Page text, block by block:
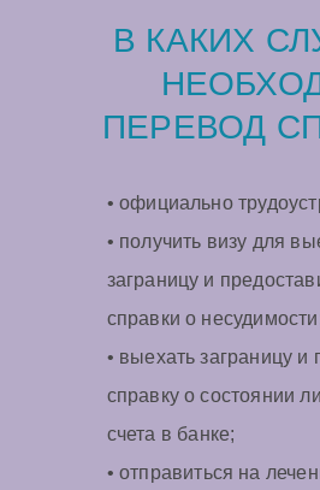
В КАКИХ
ПЕРЕВОД
• официально
• получить визу для
заграницу и
справки о
• выехать заграницу и
справку о состоянии
счета в банке;
• отправиться на